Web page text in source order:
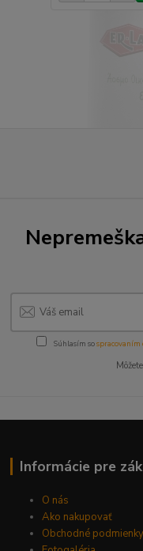
Súhlasím sospracovaním
Informácie pre
O nás
Ako nakupovať
Obchodné podmienky